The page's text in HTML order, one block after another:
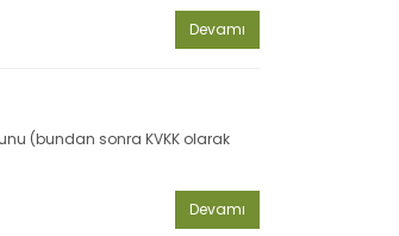
Devamı
(bundan sonra KVKK olarak
Devamı